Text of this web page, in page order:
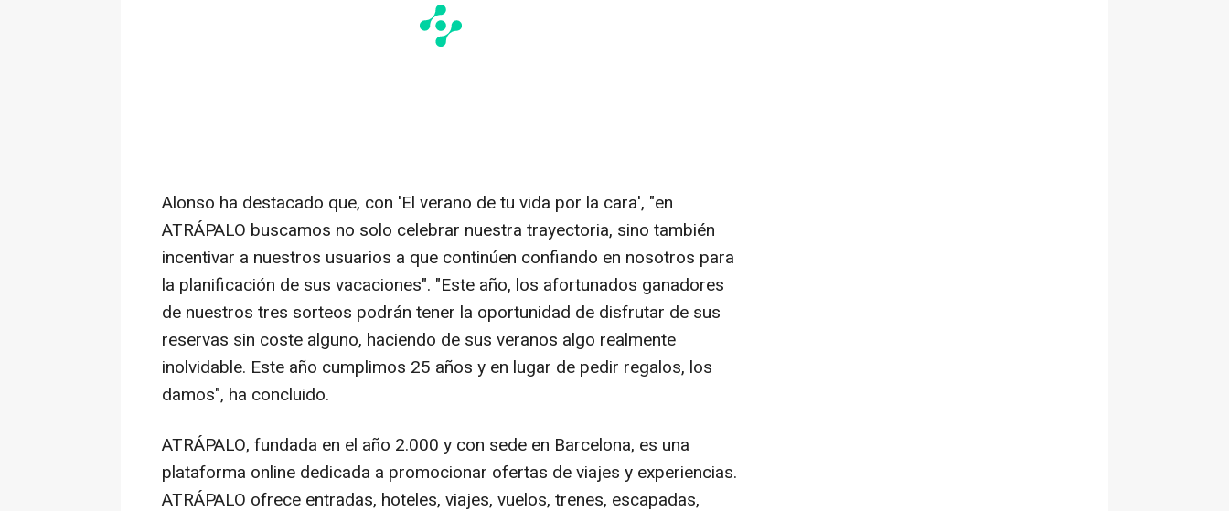
Alonso ha destacado que, con 'El verano de tu vida por la cara', "en
ATRÁPALO buscamos no solo celebrar nuestra trayectoria, sino también
incentivar a nuestros usuarios a que continúen confiando en nosotros para
la planificación de sus vacaciones". "Este año, los afortunados ganadores
de nuestros tres sorteos podrán tener la oportunidad de disfrutar de sus
reservas sin coste alguno, haciendo de sus veranos algo realmente
inolvidable. Este año cumplimos 25 años y en lugar de pedir regalos, los
damos", ha concluido.
ATRÁPALO, fundada en el año 2.000 y con sede en Barcelona, es una
plataforma online dedicada a promocionar ofertas de viajes y experiencias.
ATRÁPALO ofrece entradas, hoteles, viajes, vuelos, trenes, escapadas,